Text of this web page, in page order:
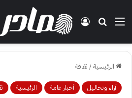
القائمة بحث عنتسجيل الدخول
الرئيسية/ثقافة
آراء وتحاليل أخبار عامة الرئيسية